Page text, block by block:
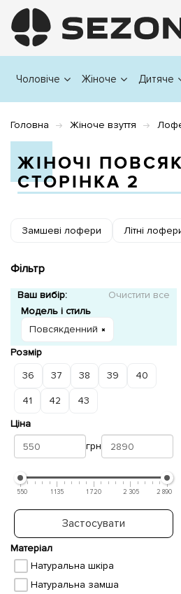
Чоловіче Жіноче Дитяче
Головна Жіноче взуття
ЖІНОЧІ
СТОРІНКА 2
Замшеві лофери Літні
Фільтр
Ваш вибір:
Очистити все
Модель і стиль
Повсякденний
Розмір
36
37 38 39 40
41 42
43
Ціна
грн
550 1 135 1 720 2 305 2 890
Застосувати
Матеріал
Натуральна шкіра
Натуральна замша